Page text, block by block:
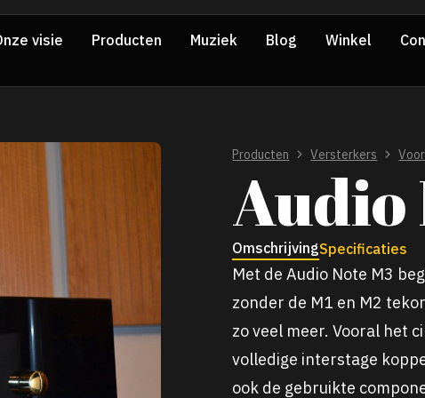
visie Producten Muziek Blog Winkel
Producten Versterkers
Audio
OmschrijvingSpecificaties
Met de Audio Note M3
zonder de M1 en M2
zo veel meer. Vooral het
volledige interstage
ook de gebruikte